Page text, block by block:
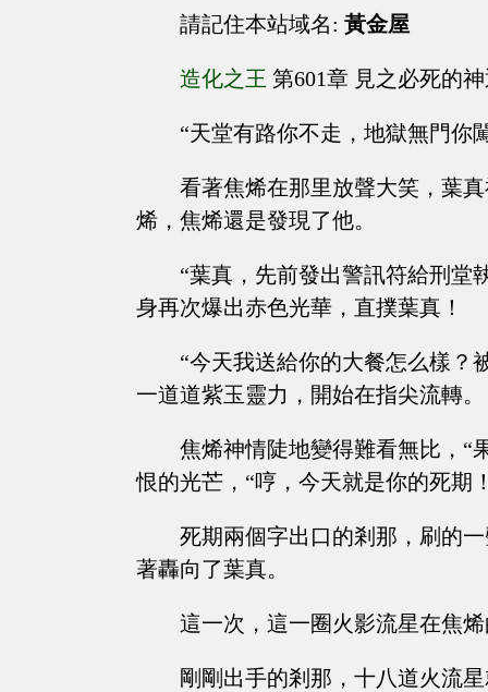
請記住本站域名: 黃金屋
造化之王 第601章 見之必死的
“天堂有路你不走，地獄無門你
看著焦烯在那里放聲大笑，葉
烯，焦烯還是發現了他。
“葉真，先前發出警訊符給刑堂
身再次爆出赤色光華，直撲葉真！
“今天我送給你的大餐怎么樣？
一道道紫玉靈力，開始在指尖流轉。
焦烯神情陡地變得難看無比，“
恨的光芒，“哼，今天就是你的死期
死期兩個字出口的剎那，刷的
著轟向了葉真。
這一次，這一圈火影流星在焦
剛剛出手的剎那，十八道火流